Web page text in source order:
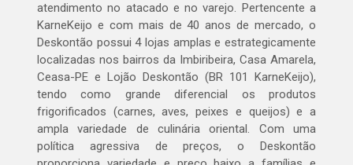
atendimento no atacado e no varejo. Pertencente a
KarneKeijo e com mais de 40 anos de mercado, o
Deskontão possui 4 lojas amplas e estrategicamente
localizadas nos bairros da Imbiribeira, Casa Amarela,
Ceasa-PE e Lojão Deskontão (BR 101 KarneKeijo),
tendo como grande diferencial os produtos
frigorificados (carnes, aves, peixes e queijos) e a
ampla variedade de culinária oriental. Com uma
política agressiva de preços, o Deskontão